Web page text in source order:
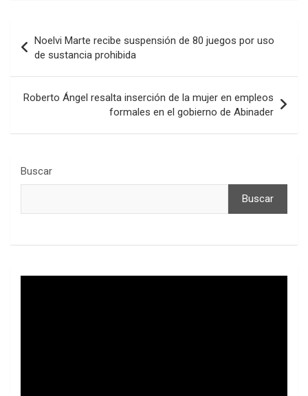
de
entradas
Noelvi Marte recibe suspensión de 80 juegos por uso
de sustancia prohibida
Roberto Ángel resalta inserción de la mujer en empleos
formales en el gobierno de Abinader
Buscar
Buscar